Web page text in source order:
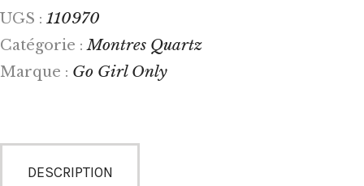
UGS : 110970
Catégorie :Montres Quartz
Marque : Go Girl Only
DESCRIPTION